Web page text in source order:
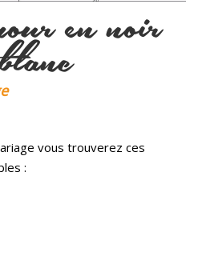
en noir
vous trouverez ces
: